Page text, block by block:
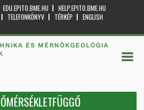
EDU.EPITO.BME.HU
HELP.EPITO.BME.HU
TELEFONKÖNYV TÉRKÉP
ENGLISH
ÉS MÉRNÖKGEOLÓGIA